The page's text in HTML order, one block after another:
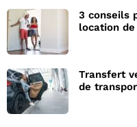
3 conseils
location
Transfert
de